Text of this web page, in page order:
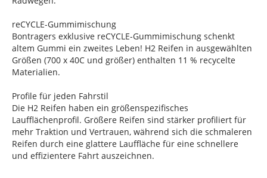
reCYCLE-Gummimischung
Bontragers exklusive reCYCLE-Gummimischung schenkt
altem Gummi ein zweites Leben! H2 Reifen in ausgewählten
Größen (700 x 40C und größer) enthalten 11 % recycelte
Materialien.
Profile für jeden Fahrstil
Die H2 Reifen haben ein größenspezifisches
Laufflächenprofil. Größere Reifen sind stärker profiliert für
mehr Traktion und Vertrauen, während sich die schmaleren
Reifen durch eine glattere Lauffläche für eine schnellere
und effizientere Fahrt auszeichnen.